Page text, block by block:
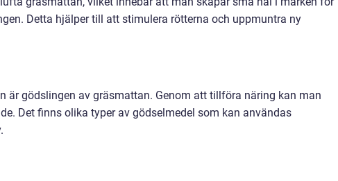
Detta hjälper till att stimulera rötterna och uppmuntra ny
är gödslingen av gräsmattan. Genom att tillföra näring kan man
Det finns olika typer av gödselmedel som kan användas